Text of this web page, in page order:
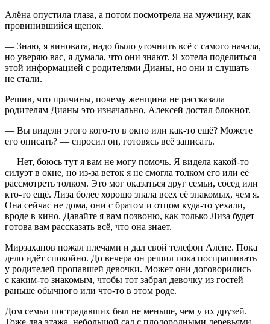
Алёна опустила глаза, а потом посмотрела на мужчину, как
провинившийся щенок.
— Знаю, я виновата, надо было уточнить всё с самого начала,
но уверяю вас, я думала, что они знают. Я хотела поделиться
этой информацией с родителями Дианы, но они и слушать
не стали.
Решив, что причины, почему женщина не рассказала
родителям Дианы это изначально, Алексей достал блокнот.
— Вы видели этого кого-то в окно или как-то ещё? Можете
его описать? — спросил он, готовясь всё записать.
— Нет, боюсь тут я вам не могу помочь. Я видела какой-то
силуэт в окне, но из-за веток я не смогла толком его или её
рассмотреть толком. Это мог оказаться друг семьи, сосед или
кто-то ещё. Лиза более хорошо знала всех её знакомых, чем я.
Она сейчас не дома, они с братом и отцом куда-то уехали,
вроде в кино. Давайте я вам позвоню, как только Лиза будет
готова вам рассказать всё, что она знает.
Мирзаханов пожал плечами и дал свой телефон Алёне. Пока
дело идёт спокойно. До вечера он решил пока поспрашивать
у родителей пропавшей девочки. Может они договорились
с каким-то знакомым, чтобы тот забрал девочку из гостей
раньше обычного или что-то в этом роде.
Дом семьи пострадавших был не меньше, чем у их друзей.
Тоже два этажа, небольшой сад с плодородными деревьями,